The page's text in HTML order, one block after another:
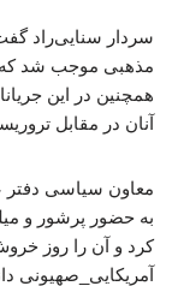
سردار سنایی‌راد
مذهبی موجب شد که
همچنین در این
آنان در مقابل
معاون سیاسی دفتر
کرد و آن را روز
آمریکایی_صهیونی